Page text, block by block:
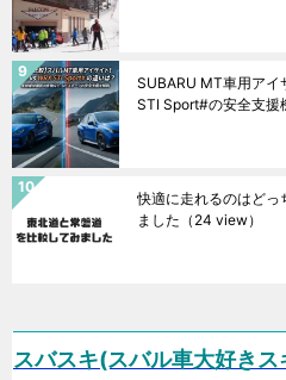
SUBARU MT車用アイ
STI Sport#の安全支援
快適に走れるのはどっ
ました （24 view）
スバスキ(スバル車大好きス